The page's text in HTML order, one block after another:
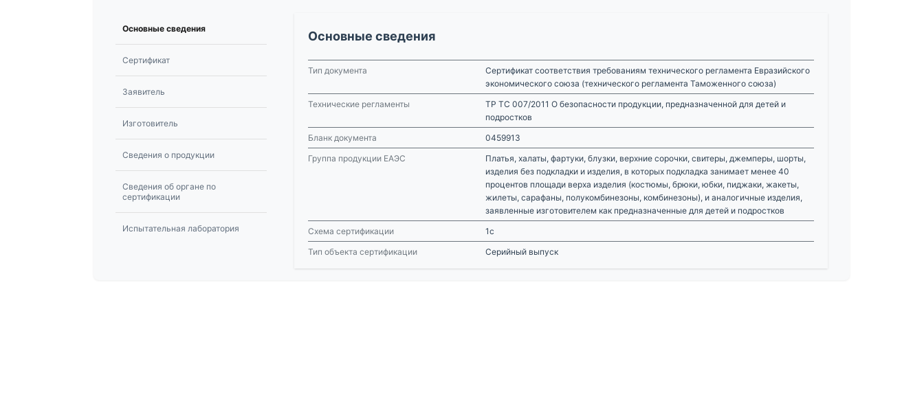
Основные сведения
Сертификат
Заявитель
Изготовитель
Сведения о продукции
Сведения об органе по
сертификации
Испытательная лаборатория
Основные сведения
Тип документа
Сертификат соответствия требованиям технического регламента Евразийского
экономического союза (технического регламента Таможенного союза)
Технические регламенты
ТР ТС 007/2011 О безопасности продукции, предназначенной для детей и
подростков
Бланк документа
0459913
Группа продукции ЕАЭС
Платья, халаты, фартуки, блузки, верхние сорочки, свитеры, джемперы, шорты,
изделия без подкладки и изделия, в которых подкладка занимает менее 40
процентов площади верха изделия (костюмы, брюки, юбки, пиджаки, жакеты,
жилеты, сарафаны, полукомбинезоны, комбинезоны), и аналогичные изделия,
заявленные изготовителем как предназначенные для детей и подростков
Схема сертификации
1с
Тип объекта сертификации
Серийный выпуск